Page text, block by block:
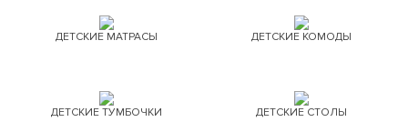
ДЕТСКИЕ МАТРАСЫ ДЕТСКИЕ КОМОДЫ
ДЕТСКИЕ ТУМБОЧКИ ДЕТСКИЕ СТОЛЫ